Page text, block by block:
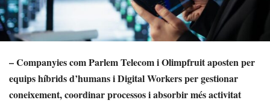
– Companyies com Parlem Telecom i Olimpfruit aposten per
equips híbrids d’humans i Digital Workers per gestionar
coneixement, coordinar processos i absorbir més activitat